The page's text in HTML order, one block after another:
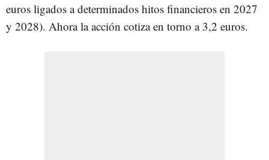
euros ligados a determinados hitos financieros en 2027
y 2028). Ahora la acción cotiza en torno a 3,2 euros.